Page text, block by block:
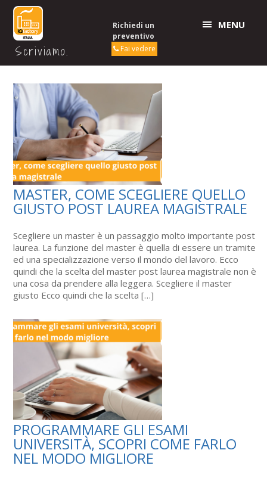
Scriviamo.
MENU
Richiedi un
preventivo
Fai vedere
MASTER, COME SCEGLIERE QUELLO
GIUSTO POST LAUREA MAGISTRALE
Scegliere un master è un passaggio molto importante post
laurea. La funzione del master è quella di essere un tramite
ed una specializzazione verso il mondo del lavoro. Ecco
quindi che la scelta del master post laurea magistrale non è
una cosa da prendere alla leggera. Scegliere il master
giusto Ecco quindi che la scelta […]
PROGRAMMARE GLI ESAMI
UNIVERSITÀ, SCOPRI COME FARLO
NEL MODO MIGLIORE